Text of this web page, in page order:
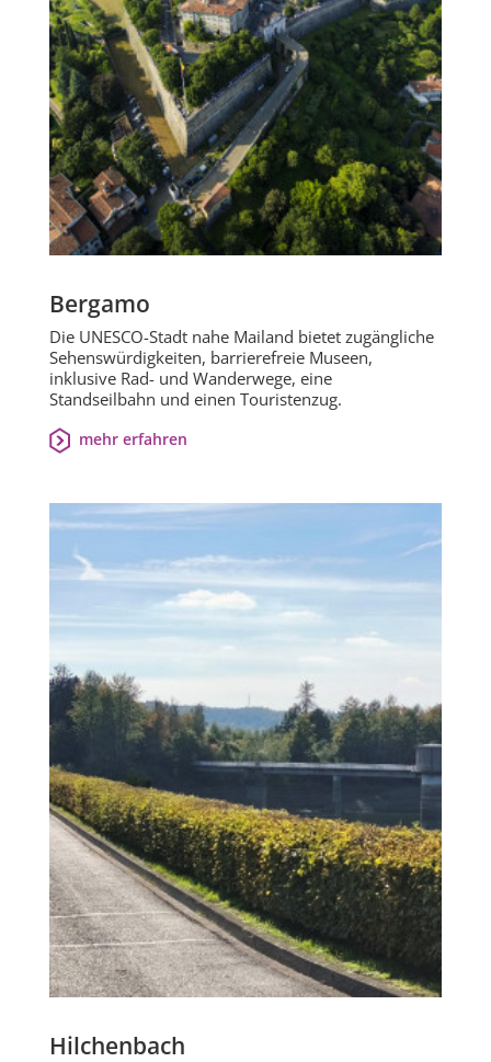
Bergamo
Die UNESCO-Stadt nahe Mailand bietet zugängliche
Sehenswürdigkeiten, barrierefreie Museen,
inklusive Rad- und Wanderwege, eine
Standseilbahn und einen Touristenzug.
mehr erfahren
Hilchenbach